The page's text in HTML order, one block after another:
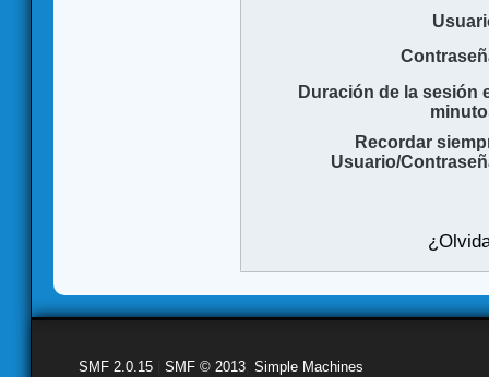
Duración de la sesión
Recordar
Usuario/
SMF 2.0.15 SMF © 2013 Simple Machines